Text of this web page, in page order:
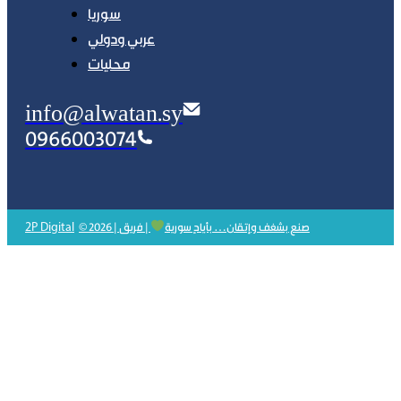
سوريا
عربي ودولي
محليات
info@alwatan.sy
0966003074
2P Digital © 2026 | صنع بشغف وإتقان… بأيادٍ سورية | فريق